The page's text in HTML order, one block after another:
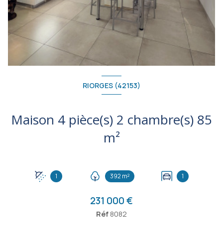
RIORGES (42153)
Maison 4 pièce(s) 2 chambre(s) 85
m²
1 392 m² 1
231 000 €
Réf 8082